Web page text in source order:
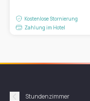
Kostenlose Stornierung
Zahlung im Hotel
Stundenzimmer